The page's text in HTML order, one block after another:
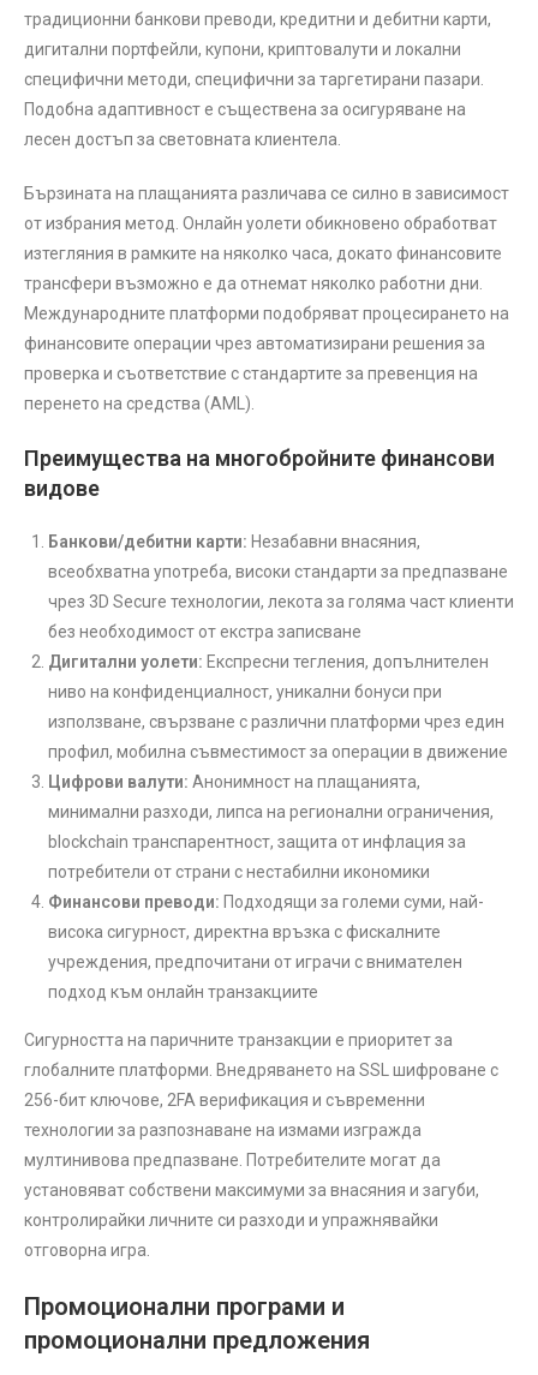
традиционни банкови преводи, кредитни и дебитни карти,
дигитални портфейли, купони, криптовалути и локални
специфични методи, специфични за таргетирани пазари.
Подобна адаптивност е съществена за осигуряване на
лесен достъп за световната клиентела.
Бързината на плащанията различава се силно в зависимост
от избрания метод. Онлайн уолети обикновено обработват
изтегляния в рамките на няколко часа, докато финансовите
трансфери възможно е да отнемат няколко работни дни.
Международните платформи подобряват процесирането на
финансовите операции чрез автоматизирани решения за
проверка и съответствие с стандартите за превенция на
перенето на средства (AML).
Преимущества на многобройните финансови
видове
Банкови/дебитни карти: Незабавни внасяния,
всеобхватна употреба, високи стандарти за предпазване
чрез 3D Secure технологии, лекота за голяма част клиенти
без необходимост от екстра записване
Дигитални уолети: Експресни тегления, допълнителен
ниво на конфиденциалност, уникални бонуси при
използване, свързване с различни платформи чрез един
профил, мобилна съвместимост за операции в движение
Цифрови валути: Анонимност на плащанията,
минимални разходи, липса на регионални ограничения,
blockchain транспарентност, защита от инфлация за
потребители от страни с нестабилни икономики
Финансови преводи: Подходящи за големи суми, най-
висока сигурност, директна връзка с фискалните
учреждения, предпочитани от играчи с внимателен
подход към онлайн транзакциите
Сигурността на паричните транзакции е приоритет за
глобалните платформи. Внедряването на SSL шифроване с
256-бит ключове, 2FA верификация и съвременни
технологии за разпознаване на измами изгражда
мултинивова предпазване. Потребителите могат да
установяват собствени максимуми за внасяния и загуби,
контролирайки личните си разходи и упражнявайки
отговорна игра.
Промоционални програми и
промоционални предложения